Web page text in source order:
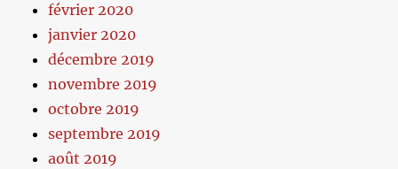
février 2020
janvier 2020
décembre 2019
novembre 2019
octobre 2019
septembre 2019
août 2019